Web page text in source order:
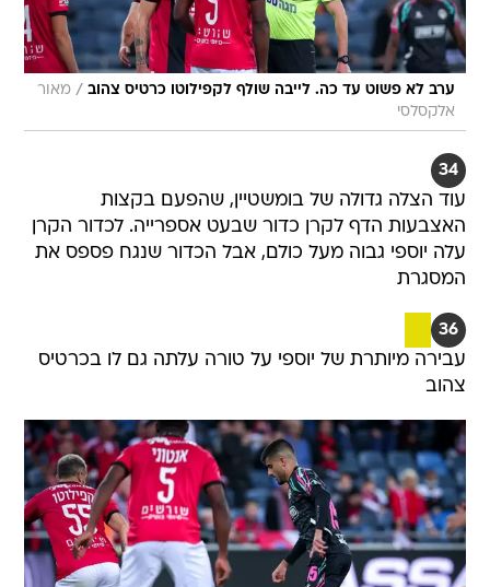
ערב לא פשוט עד כה. לייבה שולף לקפילוטו כרטיס צהוב / מאור
אלקסלסי
34
עוד הצלה גדולה של בומשטיין, שהפעם בקצות
האצבעות הדף לקרן כדור שבעט אספרייה. לכדור הקרן
עלה יוספי גבוה מעל כולם, אבל הכדור שנגח פספס את
המסגרת
36
עבירה מיותרת של יוספי על טורה עלתה גם לו בכרטיס
צהוב